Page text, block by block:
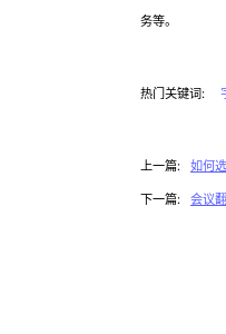
务等。
热门关键词:
上一篇: 如何
下一篇: 会议